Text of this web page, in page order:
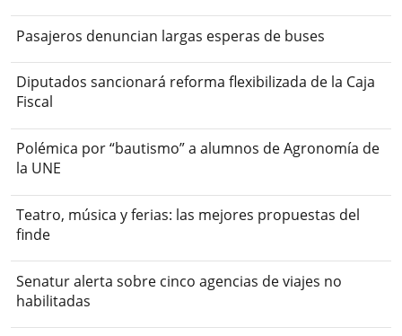
Pasajeros denuncian largas esperas de buses
Diputados sancionará reforma flexibilizada de la Caja
Fiscal
Polémica por “bautismo” a alumnos de Agronomía de
la UNE
Teatro, música y ferias: las mejores propuestas del
finde
Senatur alerta sobre cinco agencias de viajes no
habilitadas